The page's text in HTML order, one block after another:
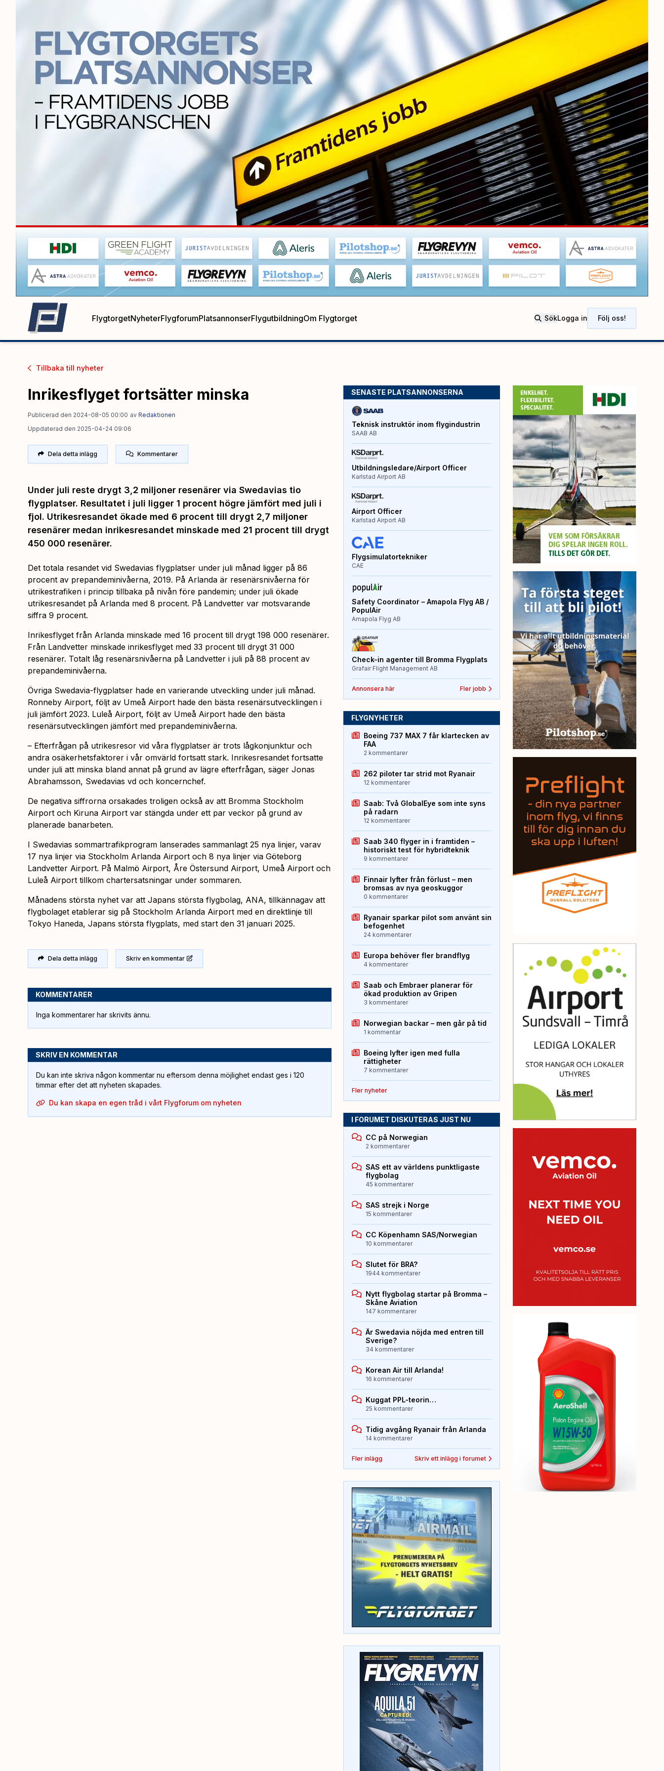
FlygtorgetNyheterFlygforumPlatsannonserFlygutbildningOm Flygtorget SökLogga in Följ oss!
Tillbaka till nyheter
Inrikesflyget fortsätter minska
Publicerad den 2024-08-05 00:00 av Redaktionen
Uppdaterad den 2025-04-24 09:06
Dela detta inlägg Kommentarer
Under juli reste drygt 3,2 miljoner resenärer via Swedavias tio
flygplatser. Resultatet i juli ligger 1 procent högre jämfört med juli i
fjol. Utrikesresandet ökade med 6 procent till drygt 2,7 miljoner
resenärer medan inrikesresandet minskade med 21 procent till drygt
450 000 resenärer.
Det totala resandet vid Swedavias flygplatser under juli månad ligger på 86
procent av prepandeminivåerna, 2019. På Arlanda är resenärsnivåerna för
utrikestrafiken i princip tillbaka på nivån före pandemin; under juli ökade
utrikesresandet på Arlanda med 8 procent. På Landvetter var motsvarande
siffra 9 procent.
Inrikesflyget från Arlanda minskade med 16 procent till drygt 198 000 resenärer.
Från Landvetter minskade inrikesflyget med 33 procent till drygt 31 000
resenärer. Totalt låg resenärsnivåerna på Landvetter i juli på 88 procent av
prepandeminivåerna.
Övriga Swedavia-flygplatser hade en varierande utveckling under juli månad.
Ronneby Airport, följt av Umeå Airport hade den bästa resenärsutvecklingen i
juli jämfört 2023. Luleå Airport, följt av Umeå Airport hade den bästa
resenärsutvecklingen jämfört med prepandeminivåerna.
– Efterfrågan på utrikesresor vid våra flygplatser är trots lågkonjunktur och
andra osäkerhetsfaktorer i vår omvärld fortsatt stark. Inrikesresandet fortsatte
under juli att minska bland annat på grund av lägre efterfrågan, säger Jonas
Abrahamsson, Swedavias vd och koncernchef.
De negativa siffrorna orsakades troligen också av att Bromma Stockholm
Airport och Kiruna Airport var stängda under ett par veckor på grund av
planerade banarbeten.
I Swedavias sommartrafikprogram lanserades sammanlagt 25 nya linjer, varav
17 nya linjer via Stockholm Arlanda Airport och 8 nya linjer via Göteborg
Landvetter Airport. På Malmö Airport, Åre Östersund Airport, Umeå Airport och
Luleå Airport tillkom chartersatsningar under sommaren.
Månadens största nyhet var att Japans största flygbolag, ANA, tillkännagav att
flygbolaget etablerar sig på Stockholm Arlanda Airport med en direktlinje till
Tokyo Haneda, Japans största flygplats, med start den 31 januari 2025.
Dela detta inlägg Skriv en kommentar
KOMMENTARER
Inga kommentarer har skrivits ännu.
SKRIV EN KOMMENTAR
Du kan inte skriva någon kommentar nu eftersom denna möjlighet endast ges i 120
timmar efter det att nyheten skapades.
Du kan skapa en egen tråd i vårt Flygforum om nyheten
SENASTE PLATSANNONSERNA
Teknisk instruktör inom flygindustrin
SAAB AB
Utbildningsledare/Airport Officer
Karlstad Airport AB
Airport Officer
Karlstad Airport AB
Flygsimulatortekniker
CAE
Safety Coordinator – Amapola Flyg AB /
PopulAir
Amapola Flyg AB
Check-in agenter till Bromma Flygplats
Grafair Flight Management AB
Annonsera här Fler jobb
FLYGNYHETER
Boeing 737 MAX 7 får klartecken av
FAA
2 kommentarer
262 piloter tar strid mot Ryanair
12 kommentarer
Saab: Två GlobalEye som inte syns
på radarn
12 kommentarer
Saab 340 flyger in i framtiden –
historiskt test för hybridteknik
9 kommentarer
Finnair lyfter från förlust – men
bromsas av nya geoskuggor
0 kommentarer
Ryanair sparkar pilot som använt sin
befogenhet
24 kommentarer
Europa behöver fler brandflyg
4 kommentarer
Saab och Embraer planerar för
ökad produktion av Gripen
3 kommentarer
Norwegian backar – men går på tid
1 kommentar
Boeing lyfter igen med fulla
rättigheter
7 kommentarer
Fler nyheter
I FORUMET DISKUTERAS JUST NU
CC på Norwegian
2 kommentarer
SAS ett av världens punktligaste
flygbolag
45 kommentarer
SAS strejk i Norge
15 kommentarer
CC Köpenhamn SAS/Norwegian
10 kommentarer
Slutet för BRA?
1944 kommentarer
Nytt flygbolag startar på Bromma –
Skåne Aviation
147 kommentarer
Är Swedavia nöjda med entren till
Sverige?
34 kommentarer
Korean Air till Arlanda!
16 kommentarer
Kuggat PPL-teorin…
25 kommentarer
Tidig avgång Ryanair från Arlanda
14 kommentarer
Fler inlägg Skriv ett inlägg i forumet